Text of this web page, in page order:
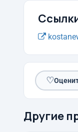
♡
Другие